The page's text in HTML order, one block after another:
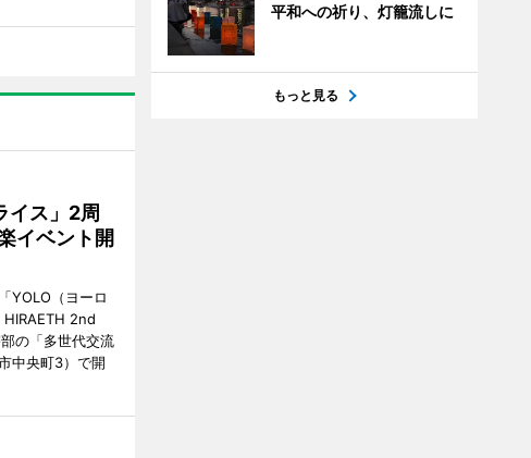
イス」2周
イベント開
YOLO（ヨーロ
2nd
の「多世代交流
中央町3）で開
平和への祈り、灯籠流しに
もっと見る